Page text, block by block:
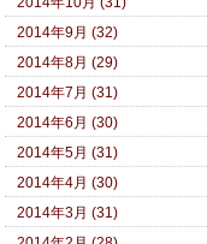
2014年9月 (32)
2014年8月 (29)
2014年7月 (31)
2014年6月 (30)
2014年5月 (31)
2014年4月 (30)
2014年3月 (31)